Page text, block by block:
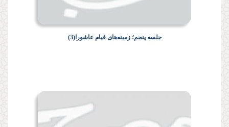
جلسه پنجم؛ زمینه‌هاى قیام عاشورا(3)